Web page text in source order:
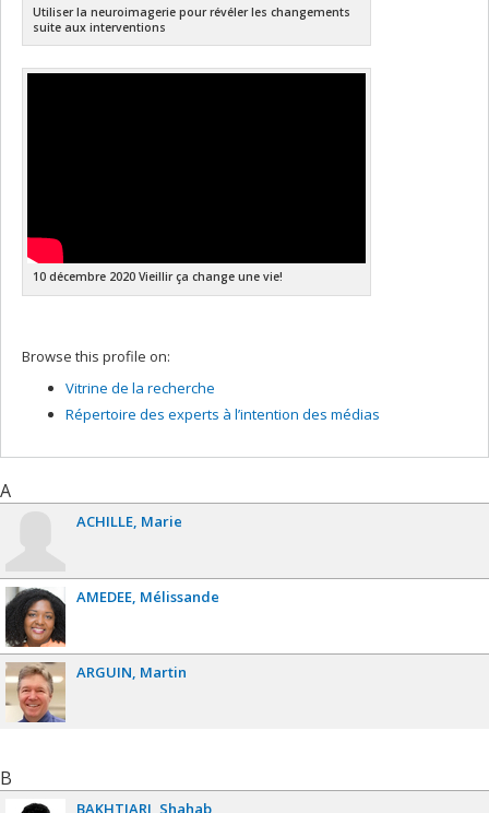
Utiliser la neuroimagerie pour révéler les changements
suite aux interventions
10 décembre 2020 Vieillir ça change une vie!
Browse this profile on:
Vitrine de la recherche
Répertoire des experts à l’intention des médias
A
ACHILLE Marie
AMEDEE Mélissande
ARGUIN Martin
B
BAKHTIARI Shahab